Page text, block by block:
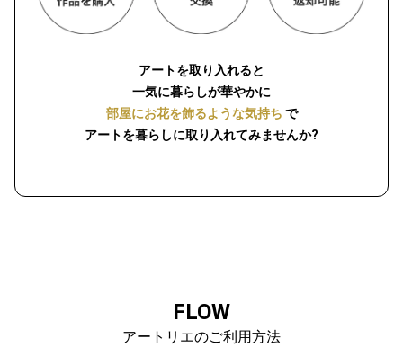
アートを取り入れると
一気に暮らしが華やかに
部屋にお花を飾るような気持ち で
アートを暮らしに取り入れてみませんか?
FLOW
アートリエのご利用方法